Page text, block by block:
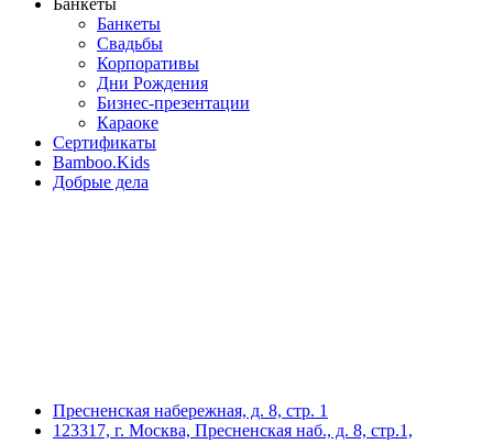
Банкеты
Банкеты
Свадьбы
Корпоративы
Дни Рождения
Бизнес-презентации
Караоке
Сертификаты
Bamboo.Kids
Добрые дела
Пресненская набережная, д. 8, стр. 1
123317, г. Москва, Пресненская наб., д. 8, стр.1,